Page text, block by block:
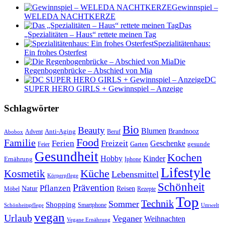
Gewinnspiel –
WELEDA NACHTKERZE
Das
„Spezialitäten – Haus“ rettete meinen Tag
Spezialitätenhaus:
Ein frohes Osterfest
Die
Regenbogenbrücke – Abschied von Mia
DC
SUPER HERO GIRLS + Gewinnspiel – Anzeige
Schlagwörter
Abobox Advent Anti-Aging Beauty Beruf Bio Blumen Brandnooz
Familie Feier Ferien Food Freizeit Garten Geschenke gesunde
Ernährung Gesundheit Hobby Iphone Kinder Kochen
Kosmetik Körperpflege Küche Lebensmittel Lifestyle
Möbel Natur Pflanzen Prävention Reisen Rezepte Schönheit
Schönheitspflege Shopping Smartphone Sommer TechnikTop Umwelt
Urlaubvegan Vegane Ernährung Veganer Weihnachten